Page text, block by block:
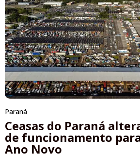
Paraná
Ceasas do Paraná
de funcionamento
Ano Novo